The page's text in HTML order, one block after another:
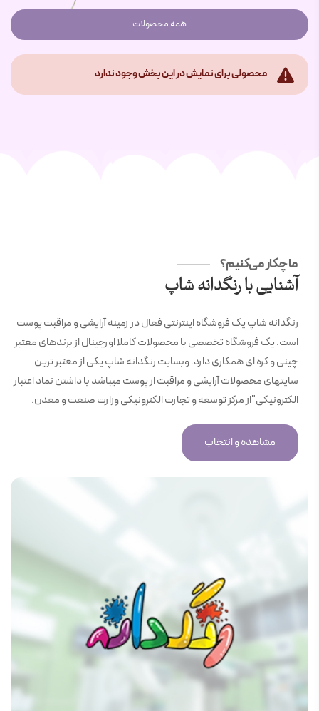
همه محصولات
محصولی برای نمایش در این بخش وجود ندارد
ما چکار می‌کنیم؟
آشنایی با رنگدانه شاپ
رنگدانه شاپ یک فروشگاه اینترنتی فعال در زمینه آرایشی و مراقبت پوست
است. یک فروشگاه تخصصی با محصولات کاملا اورجینال از برندهای معتبر
چینی و کره ای همکاری دارد. وبسایت رنگدانه شاپ یکی از معتبر ترین
سایتهای محصولات آرایشی و مراقبت از پوست میباشد با داشتن نماد اعتبار
الکترونیکی"از مرکز توسعه و تجارت الکترونیکی وزارت صنعت و معدن.
مشاهده و انتخاب